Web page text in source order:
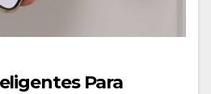
Para